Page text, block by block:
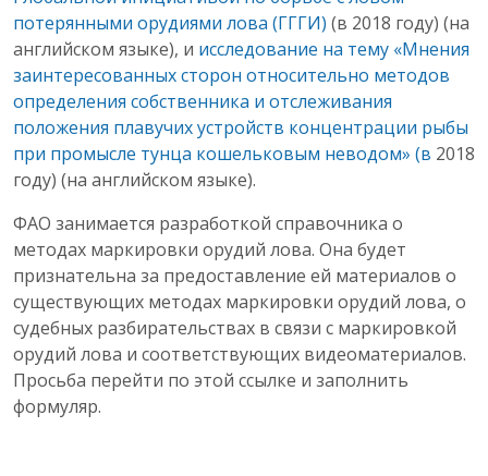
потерянными орудиями лова (ГГГИ) (в 2018 году) (на
английском языке), и исследование на тему «Мнения
заинтересованных сторон относительно методов
определения собственника и отслеживания
положения плавучих устройств концентрации рыбы
при промысле тунца кошельковым неводом» (в 2018
году) (на английском языке).
ФАО занимается разработкой справочника о
методах маркировки орудий лова. Она будет
признательна за предоставление ей материалов о
существующих методах маркировки орудий лова, о
судебных разбирательствах в связи с маркировкой
орудий лова и соответствующих видеоматериалов.
Просьба перейти по этой ссылке и заполнить
формуляр.